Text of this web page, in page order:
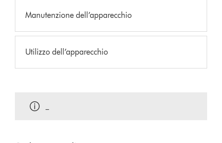
Manutenzione dell’apparecchio
Utilizzo dell’apparecchio